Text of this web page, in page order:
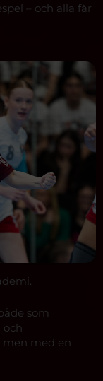
– och alla får
som
och
med en